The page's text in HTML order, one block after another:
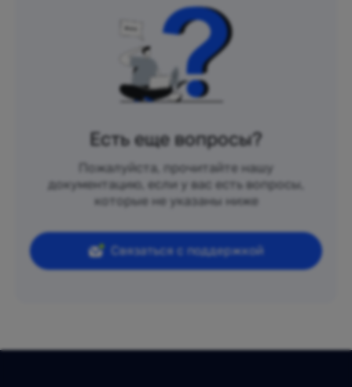
Есть еще вопросы?
Пожалуйста, прочитайте нашу
документацию, если у вас есть вопросы,
которые не указаны ниже
Связаться с поддержкой